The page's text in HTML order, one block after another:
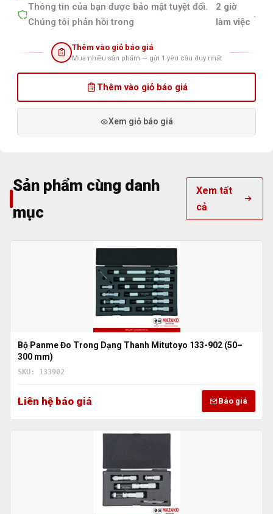
Thông tin của bạn được bảo mật tuyệt đối.
Chúng tôi phản hồi trong
2 giờ
làm việc
.
Thêm vào giỏ báo giá
Mua nhiều sản phẩm — gửi 1 yêu cầu duy nhất
Thêm vào giỏ báo giá
Xem giỏ báo giá
Sản phẩm cùng danh
mục
Xem tất
cả
Bộ Panme Đo Trong Dạng Thanh Mitutoyo 133-902 (50–
300 mm)
SKU: 133902
Liên hệ báo giá Báo giá